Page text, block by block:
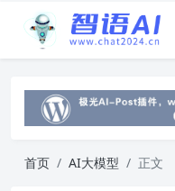
首页 AI大模型 正文